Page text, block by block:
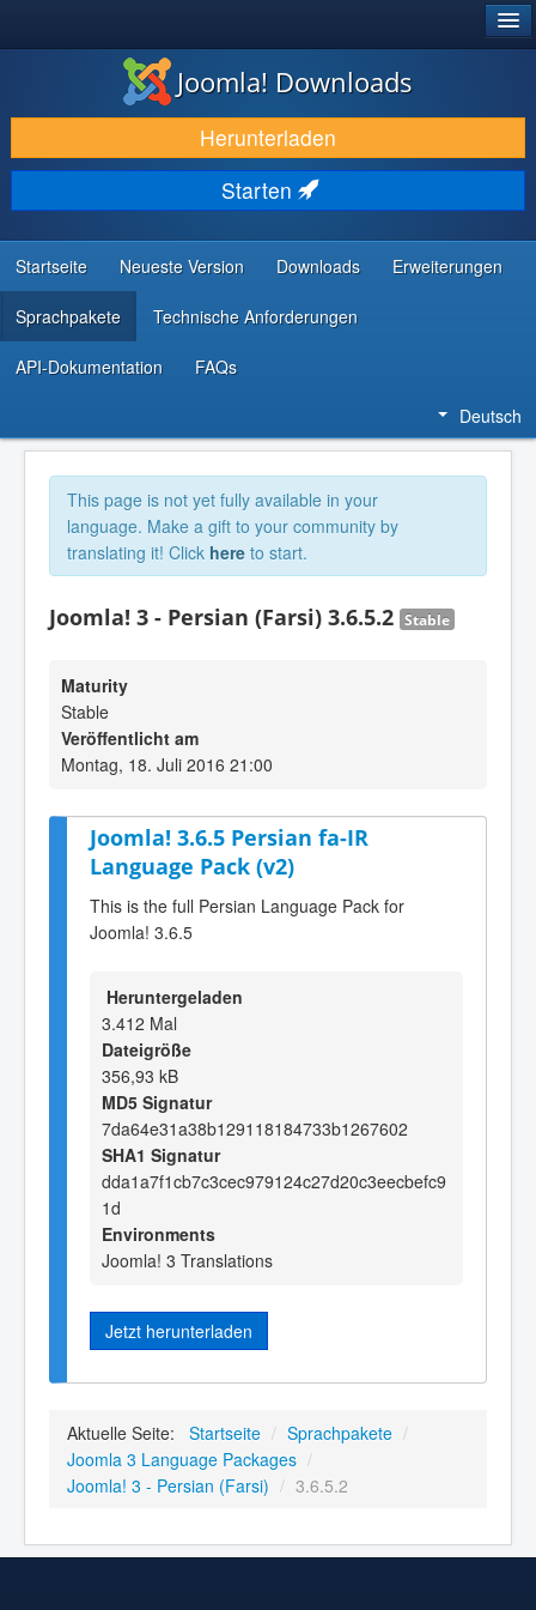
DOWNLOAD & ERWEITERN
ENTDECKEN & LERNEN
COMMUNITY & SUPPORT
RESSOURCEN FÜR ENTWICKLER
Joomla! Downloads
Herunterladen
Starten
Startseite Neueste Version Downloads Erweiterungen
Sprachpakete Technische Anforderungen
API-Dokumentation FAQs
Deutsch
This page is not yet fully available in your
language. Make a gift to your community by
translating it! Click here to start.
Joomla! 3 - Persian (Farsi) 3.6.5.2 Stable
Maturity
Stable
Veröffentlicht am
Montag, 18. Juli 2016 21:00
Joomla! 3.6.5 Persian fa-IR
Language Pack (v2)
This is the full Persian Language Pack for
Joomla! 3.6.5
Heruntergeladen
3.412 Mal
Dateigröße
356,93 kB
MD5 Signatur
7da64e31a38b129118184733b1267602
SHA1 Signatur
dda1a7f1cb7c3cec979124c27d20c3eecbefc9
1d
Environments
Joomla! 3 Translations
Jetzt herunterladen
Aktuelle Seite: Startseite / Sprachpakete /
Joomla 3 Language Packages /
Joomla! 3 - Persian (Farsi) / 3.6.5.2